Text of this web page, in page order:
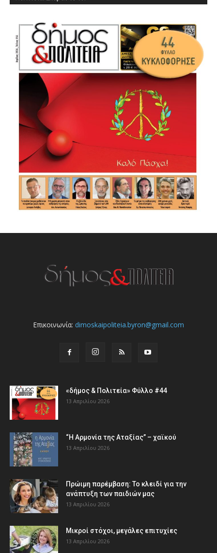
Επικοινωνία: dimoskaipoliteia.byron@gmail.com
«δήμος & Πολιτεία» Φύλλο #44
13 Απριλίου 2026
“Η Αρμονία της Αταξίας” – χαϊκού
13 Απριλίου 2026
Πρώιμη παρέμβαση: Το κλειδί για την
ανάπτυξη των παιδιών µας
13 Απριλίου 2026
Μικροί στόχοι, μεγάλες επιτυχίες
13 Απριλίου 2026